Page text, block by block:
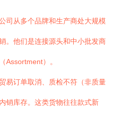
司从多个品牌和生产商处大规模
。他们是连接源头和中小批发商
Assortment）。
易订单取消、质检不符（非质量
销库存。这类货物往往款式新